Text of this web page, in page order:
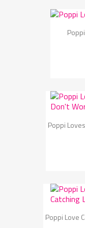
Poppi
Poppi Love